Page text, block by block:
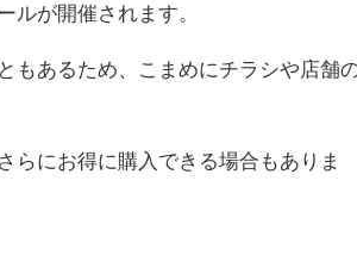
ルが開催されます。
もあるため、こまめにチラシや店舗
らにお得に購入できる場合もありま